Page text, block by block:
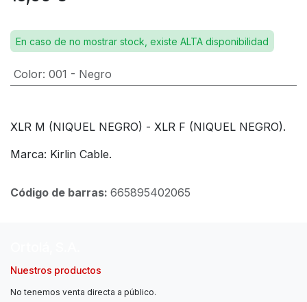
En caso de no mostrar stock, existe ALTA disponibilidad
Color: 001 - Negro
XLR M (NIQUEL NEGRO) - XLR F (NIQUEL NEGRO).
Marca: Kirlin Cable.
Código de barras: 665895402065
Nuestros productos
No tenemos venta directa a público.